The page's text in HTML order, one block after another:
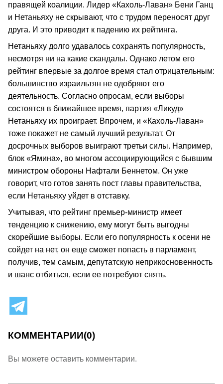
правящей коалиции. Лидер «Кахоль-Лаван» Бени Ганц
и Нетаньяху не скрывают, что с трудом переносят друг
друга. И это приводит к падению их рейтинга.
Нетаньяху долго удавалось сохранять популярность,
несмотря ни на какие скандалы. Однако летом его
рейтинг впервые за долгое время стал отрицательным:
большинство израильтян не одобряют его
деятельность. Согласно опросам, если выборы
состоятся в ближайшее время, партия «Ликуд»
Нетаньяху их проиграет. Впрочем, и «Кахоль-Лаван»
тоже покажет не самый лучший результат. От
досрочных выборов выиграют третьи силы. Например,
блок «Ямина», во многом ассоциирующийся с бывшим
министром обороны Нафтали Беннетом. Он уже
говорит, что готов занять пост главы правительства,
если Нетаньяху уйдет в отставку.
Учитывая, что рейтинг премьер-министр имеет
тенденцию к снижению, ему могут быть выгодны
скорейшие выборы. Если его популярность к осени не
сойдет на нет, он еще сможет попасть в парламент,
получив, тем самым, депутатскую неприкосновенность
и шанс отбиться, если ее потребуют снять.
КОММЕНТАРИИ(0)
Вы можете оставить комментарии.